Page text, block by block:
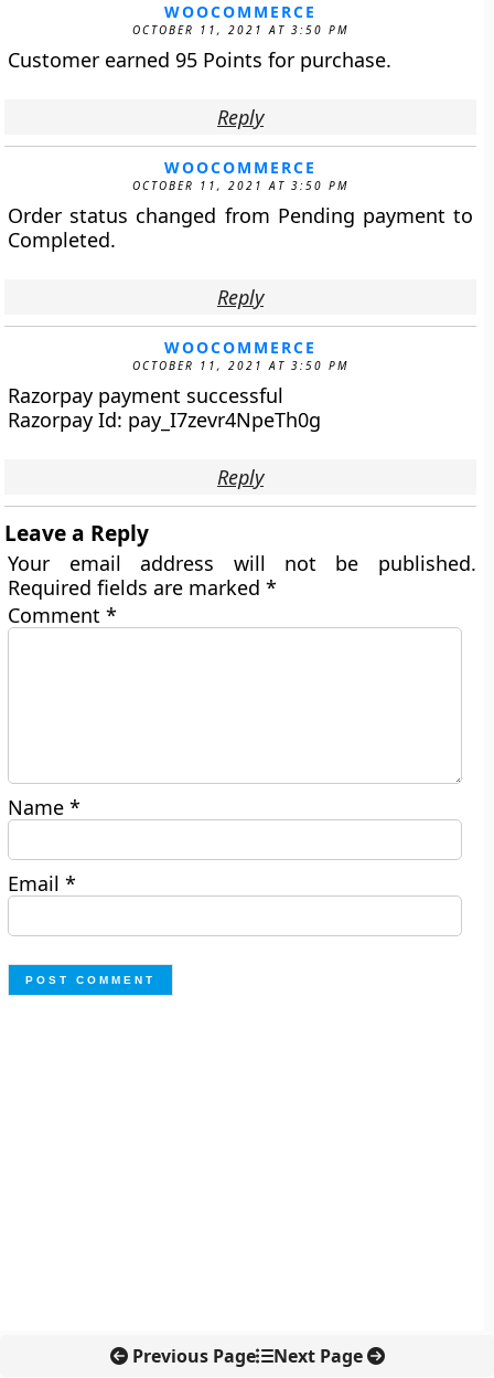
WOOCOMMERCE
OCTOBER 11, 2021 AT 3:50 PM
Customer earned 95 Points for purchase.
Reply
WOOCOMMERCE
OCTOBER 11, 2021 AT 3:50 PM
Order status changed from Pending payment to
Completed.
Reply
WOOCOMMERCE
OCTOBER 11, 2021 AT 3:50 PM
Razorpay payment successful
Razorpay Id: pay_I7zevr4NpeTh0g
Reply
Leave a Reply
Your email address will not be published.
Required fields are marked*
Comment*
Name*
Email*
Previous Page Next Page